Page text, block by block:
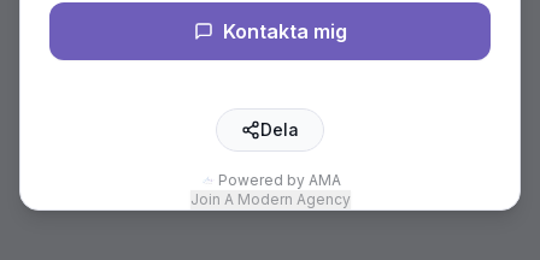
Kontakta mig
Dela
Powered by AMA
Join A Modern Agency